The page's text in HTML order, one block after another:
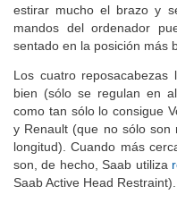
estirar mucho el brazo y
mandos del ordenador
sentado en la posición más
Los cuatro
bien (sólo se regulan en
como tan sólo lo consigue
y Renault (que no sólo son
longitud). Cuando más
son, de hecho, Saab utiliza
Saab Active Head Restraint).